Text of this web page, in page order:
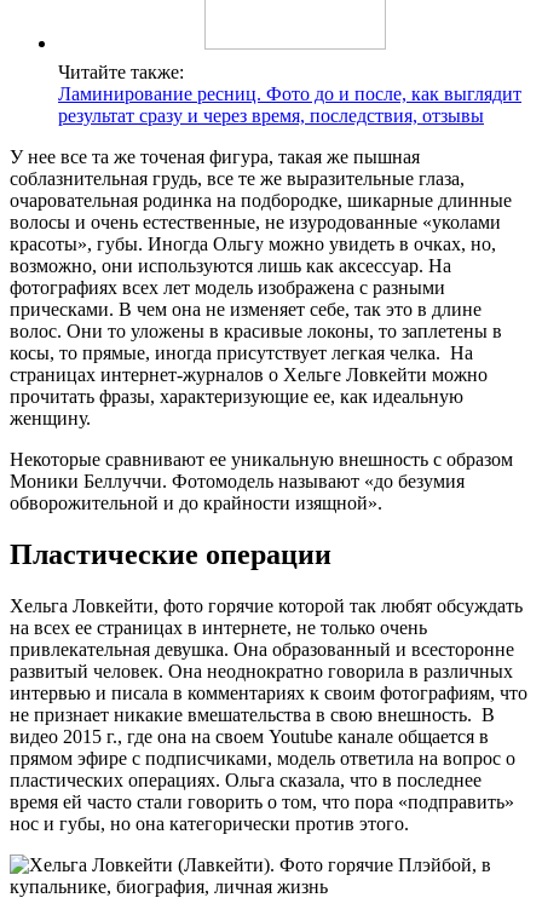
Читайте также:
Ламинирование ресниц. Фото до и после, как выглядит
результат сразу и через время, последствия, отзывы
У нее все та же точеная фигура, такая же пышная
соблазнительная грудь, все те же выразительные глаза,
очаровательная родинка на подбородке, шикарные длинные
волосы и очень естественные, не изуродованные «уколами
красоты», губы. Иногда Ольгу можно увидеть в очках, но,
возможно, они используются лишь как аксессуар. На
фотографиях всех лет модель изображена с разными
прическами. В чем она не изменяет себе, так это в длине
волос. Они то уложены в красивые локоны, то заплетены в
косы, то прямые, иногда присутствует легкая челка. На
страницах интернет-журналов о Хельге Ловкейти можно
прочитать фразы, характеризующие ее, как идеальную
женщину.
Некоторые сравнивают ее уникальную внешность с образом
Моники Беллуччи. Фотомодель называют «до безумия
обворожительной и до крайности изящной».
Пластические операции
Хельга Ловкейти, фото горячие которой так любят обсуждать
на всех ее страницах в интернете, не только очень
привлекательная девушка. Она образованный и всесторонне
развитый человек. Она неоднократно говорила в различных
интервью и писала в комментариях к своим фотографиям, что
не признает никакие вмешательства в свою внешность. В
видео 2015 г., где она на своем Youtube канале общается в
прямом эфире с подписчиками, модель ответила на вопрос о
пластических операциях. Ольга сказала, что в последнее
время ей часто стали говорить о том, что пора «подправить»
нос и губы, но она категорически против этого.